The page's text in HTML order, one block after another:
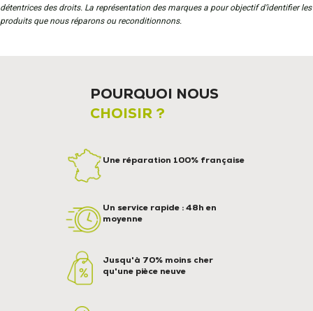
détentrices des droits. La représentation des marques a pour objectif d’identifier les
produits que nous réparons ou reconditionnons.
POURQUOI NOUS
CHOISIR ?
Une réparation 100% française
Un service rapide : 48h en
moyenne
Jusqu'à 70% moins cher
qu'une pièce neuve